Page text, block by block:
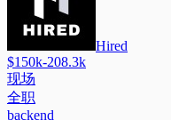
Hired
$150k-208.3k
现场
全职
backend